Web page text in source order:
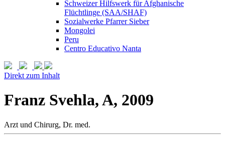
Schweizer Hilfswerk für Afghanische
Flüchtlinge (SAA/SHAF)
Sozialwerke Pfarrer Sieber
Mongolei
Peru
Centro Educativo Nanta
Direkt zum Inhalt
Franz Svehla, A, 2009
Arzt und Chirurg, Dr. med.